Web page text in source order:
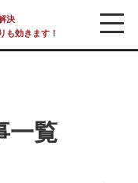
決
も効きます！
一覧